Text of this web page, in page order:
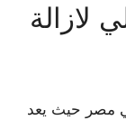
لازالة
مصر حيث يعد